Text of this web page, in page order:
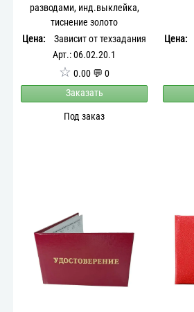
разводами, инд.выклейка,
тиснение золото
Цена:
Зависит от техзадания
Арт.: 06.02.20.1
☆ 0.00 💬 0
Заказать
Под заказ
Цена: